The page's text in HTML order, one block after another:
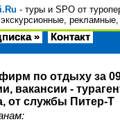
- туры и SPO от
» Контакт
по отдыху за
вакансии -
от службы Питер-Т